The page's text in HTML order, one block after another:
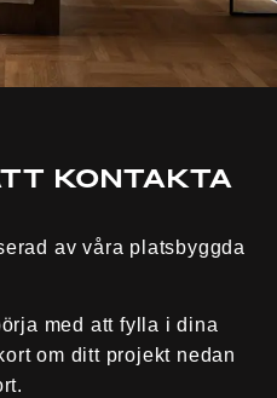
kontakta
av våra platsbyggda
med att fylla i dina
om ditt projekt nedan